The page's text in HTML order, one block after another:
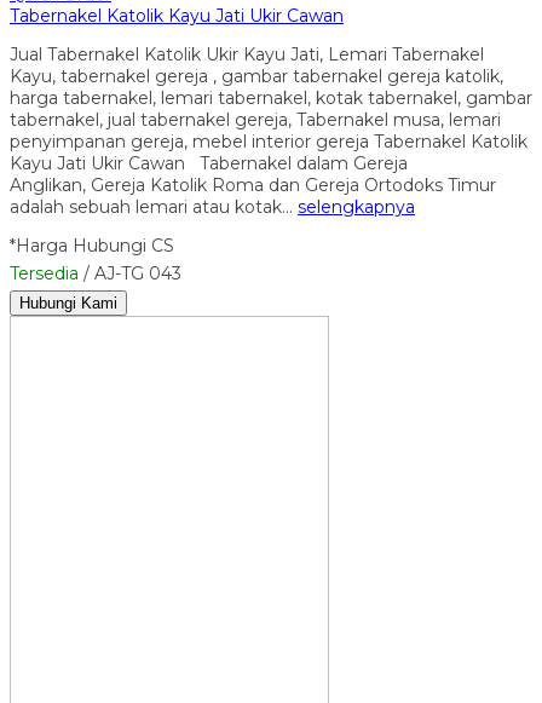
Tabernakel Katolik Kayu Jati Ukir Cawan
Jual Tabernakel Katolik Ukir Kayu Jati, Lemari Tabernakel
Kayu, tabernakel gereja , gambar tabernakel gereja katolik,
harga tabernakel, lemari tabernakel, kotak tabernakel, gambar
tabernakel, jual tabernakel gereja, Tabernakel musa, lemari
penyimpanan gereja, mebel interior gereja Tabernakel Katolik
Kayu Jati Ukir Cawan Tabernakel dalam Gereja
Anglikan, Gereja Katolik Roma dan Gereja Ortodoks Timur
adalah sebuah lemari atau kotak… selengkapnya
*Harga Hubungi CS
Tersedia / AJ-TG 043
Hubungi Kami